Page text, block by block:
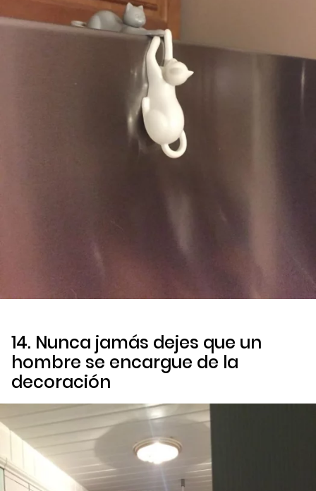
14. Nunca jamás dejes que un
hombre se encargue de la
decoración